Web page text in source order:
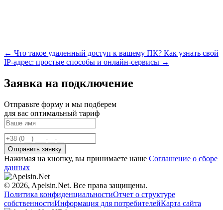
← Что такое удаленный доступ к вашему ПК? Как узнать свой
IP-адрес: простые способы и онлайн-сервисы →
Заявка на подключение
Отправьте форму и мы подберем
для вас оптимальный тариф
Нажимая на кнопку, вы принимаете наше Соглашение о сборе
данных
© 2026, Apelsin.Net. Все права защищены.
Политика конфиденциальностиОтчет о структуре
собственностиИнформация для потребителейКарта сайта